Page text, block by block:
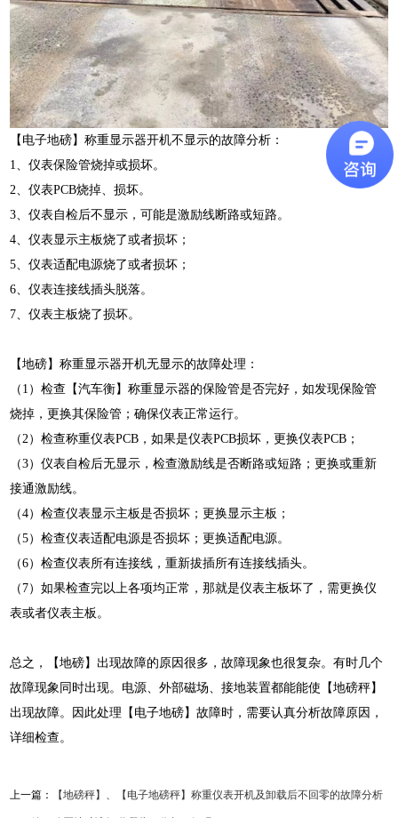
【电子地磅】称重显示器开机不显示的故障分析：
1、仪表保险管烧掉或损坏。
2、仪表PCB烧掉、损坏。
3、仪表自检后不显示，可能是激励线断路或短路。
4、仪表显示主板烧了或者损坏；
5、仪表适配电源烧了或者损坏；
6、仪表连接线插头脱落。
7、仪表主板烧了损坏。
【地磅】称重显示器开机无显示的故障处理：
（1）检查【汽车衡】称重显示器的保险管是否完好，如发现保险管
烧掉，更换其保险管；确保仪表正常运行。
（2）检查称重仪表PCB，如果是仪表PCB损坏，更换仪表PCB；
（3）仪表自检后无显示，检查激励线是否断路或短路；更换或重新
接通激励线。
（4）检查仪表显示主板是否损坏；更换显示主板；
（5）检查仪表适配电源是否损坏；更换适配电源。
（6）检查仪表所有连接线，重新拔插所有连接线插头。
（7）如果检查完以上各项均正常，那就是仪表主板坏了，需更换仪
表或者仪表主板。
总之，【地磅】出现故障的原因很多，故障现象也很复杂。有时几个
故障现象同时出现。电源、外部磁场、接地装置都能能使【地磅秤】
出现故障。因此处理【电子地磅】故障时，需要认真分析故障原因，
详细检查。
上一篇： 【地磅秤】、【电子地磅秤】称重仪表开机及卸载后不回零的故障分析